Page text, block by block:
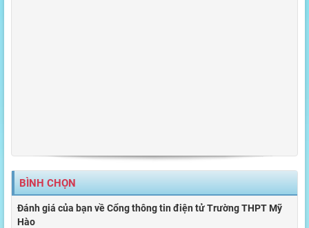
BÌNH CHỌN
Đánh giá của bạn về Cổng thông tin điện tử Trường THPT Mỹ
Hào